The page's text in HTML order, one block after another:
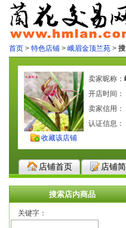
首页 > 特色店铺 > 峨眉金顶兰苑 >
收藏该店铺
卖家昵称：
开店时间
卖家信用：
认证信息：
店铺首页 店铺
搜索店内商品
关键字：